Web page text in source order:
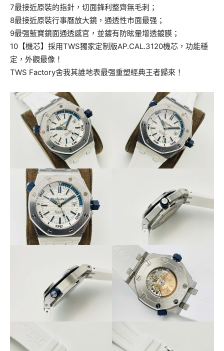
7最接近原裝的指針，切面鋒利整齊無毛刺；
8最接近原裝行事曆放大鏡，通透性市面最强；
9最强藍寶鏡面通透感官，並鍍有防眩暈增透鍍膜；
10【機芯】採用TWS獨家定制版AP.CAL.3120機芯，功能穩
定，外觀最像！
TWS Factory舍我其誰地表最强重塑經典王者歸來！